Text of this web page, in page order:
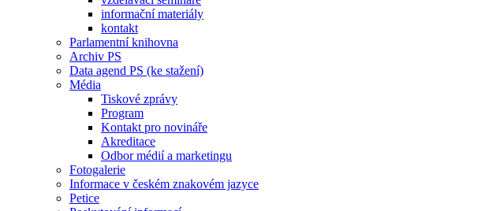
informační materiály
kontakt
Parlamentní knihovna
Archiv PS
Data agend PS (ke stažení)
Média
Tiskové zprávy
Program
Kontakt pro novináře
Akreditace
Odbor médií a marketingu
Fotogalerie
Informace v českém znakovém jazyce
Petice